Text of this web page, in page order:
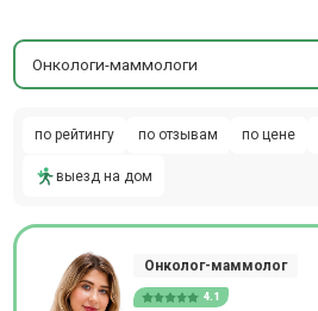
Онкологи-маммологи
по рейтингу по отзывам по цене
выезд на дом
Онколог-маммолог
4.1